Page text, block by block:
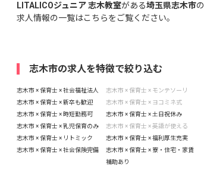
LITALICOジュニア 志木教室がある埼玉県志木市の
求人情報の一覧はこちらをご覧ください。
志木市の求人を特徴で絞り込む
志木市 × 保育士 × 社会福祉法人
志木市 × 保育士 × モンテソーリ
志木市 × 保育士 × 新卒も歓迎
志木市 × 保育士 × ヨコミネ式
志木市 × 保育士 × 時短勤務可
志木市 × 保育士 × 土日祝休み
志木市 × 保育士 × 乳児保育のみ
志木市 × 保育士 × 英語が使える
志木市 × 保育士 × リトミック
志木市 × 保育士 × 福利厚生充実
志木市 × 保育士 × 社会保険完備
志木市 × 保育士 × 寮・住宅・家賃
補助あり